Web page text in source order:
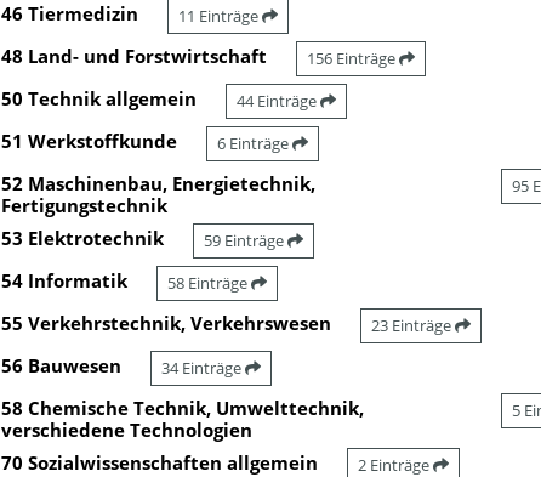
46 Tiermedizin 11 Einträge
48 Land- und Forstwirtschaft 156 Einträge
50 Technik allgemein 44 Einträge
51 Werkstoffkunde 6 Einträge
52 Maschinenbau, Energietechnik,
Fertigungstechnik
95
53 Elektrotechnik 59 Einträge
54 Informatik 58 Einträge
55 Verkehrstechnik, Verkehrswesen 23 Einträge
56 Bauwesen 34 Einträge
58 Chemische Technik, Umwelttechnik,
verschiedene Technologien
5
70 Sozialwissenschaften allgemein 2 Einträge